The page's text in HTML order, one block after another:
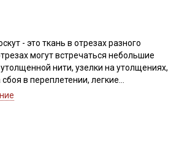
- это ткань в отрезах разного
могут встречаться небольшие
нити, узелки на утолщениях,
в переплетении, легкие
и на расстоянии до 5см от кромки,
согласования. В
просим указывать необходимый